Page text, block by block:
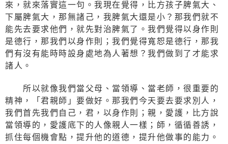
來，就來落實這一句。我現在覺得，比方孩子脾氣大、
下屬脾氣大，那無諸己，我脾氣大還是小？那我們就不
能先去要求他們，就先對治脾氣了。我們覺得以身作則
是德行，那我們以身作則；我們覺得寬恕是德行，那我
們有沒有能時時設身處地為人著想？我們做到了才能求
諸人。
所以就像我們當父母、當領導、當老師，很重要的
精神，「君親師」要做好。那我們今天要去要求別人，
我們首先我們自己，君，以身作則；親，愛護，比方說
當領導的，愛護底下的人像親人一樣；師，循循善誘，
抓住每個機會點，提升他的道德，提升他做事的能力。